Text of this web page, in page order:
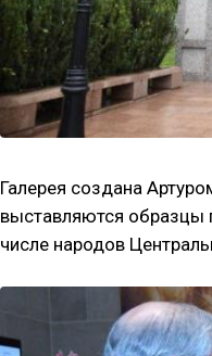
Галерея создана
выставляются образцы
числе народов